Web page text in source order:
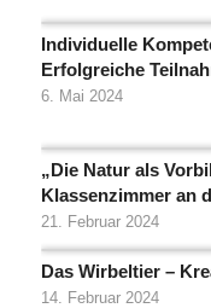
Individuelle
Erfolgreiche
6. Mai 2024
„Die Natur als
Klassenzimmer an
21. Februar 2024
Das Wirbeltier –
14. Februar 2024